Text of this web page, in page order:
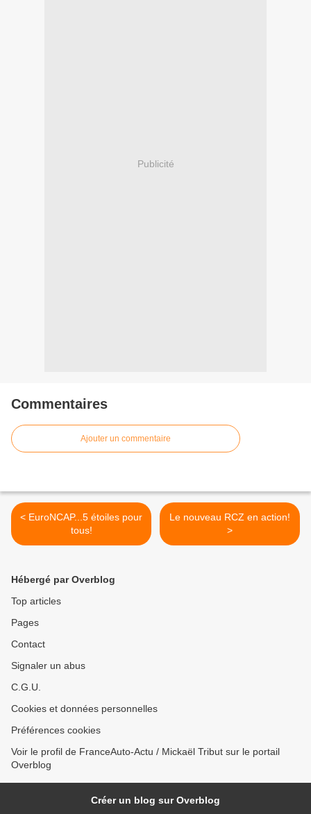
Publicité
Commentaires
Ajouter un commentaire
< EuroNCAP...5 étoiles pour
tous!
Le nouveau RCZ en action!
>
Hébergé par Overblog
Top articles
Pages
Contact
Signaler un abus
C.G.U.
Cookies et données personnelles
Préférences cookies
Voir le profil de FranceAuto-Actu / Mickaël Tribut sur le portail
Overblog
Créer un blog sur Overblog